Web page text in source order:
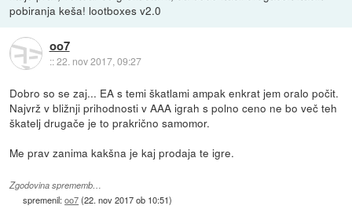
pobiranja keša! lootboxes v2.0
oo7
::22. nov 2017, 09:27
Dobro so se zaj... EA s temi škatlami ampak enkrat jem oralo počit.
Najvrž v bližnji prihodnosti v AAA igrah s polno ceno ne bo več teh
škatelj drugače je to prakrično samomor.
Me prav zanima kakšna je kaj prodaja te igre.
Zgodovina sprememb…
spremenil:oo7(22. nov 2017 ob 10:51)